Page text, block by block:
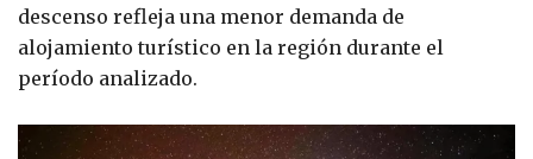
descenso refleja una menor demanda de
alojamiento turístico en la región durante el
período analizado.